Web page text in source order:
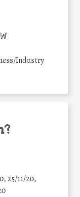
Industry
25/11/20,